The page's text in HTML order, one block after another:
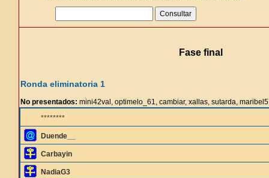
Fase final
Ronda eliminatoria 1
No presentados: mini42val, optimelo_61, cambiar, xallas, sutarda,
********
Duende__
Carbayin
NadiaG3